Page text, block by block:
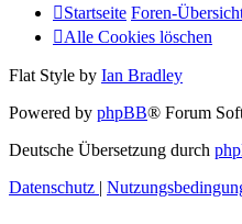
Startseite Foren-
Alle Cookies löschen
Flat Style by Ian Bradley
Powered by phpBB® Forum
Deutsche Übersetzung durch
Datenschutz |